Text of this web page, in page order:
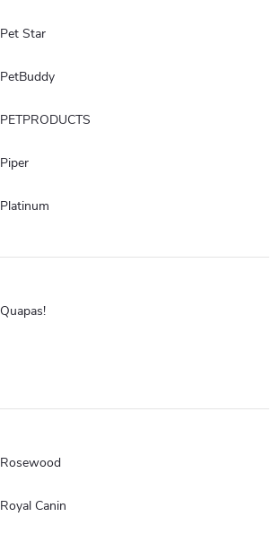
Pet Star
PetBuddy
PETPRODUCTS
Piper
Platinum
Quapas!
Rosewood
Royal Canin